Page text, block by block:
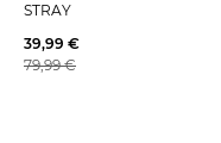
STRAY
39,99 €
79,99 €